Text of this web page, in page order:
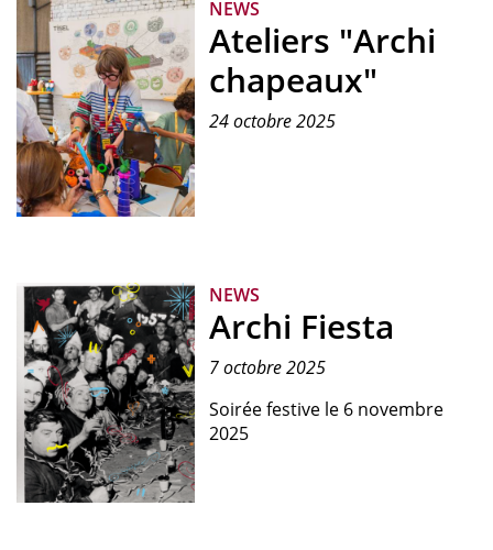
Restos
Cœur
d'un
atelier
NEWS
Ateliers "Archi
chapeaux"
24 octobre 2025
NEWS
Archi Fiesta
7 octobre 2025
Soirée festive le 6 novembre
2025